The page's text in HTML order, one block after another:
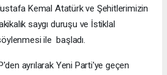
Kemal Atatürk ve Şehitlerimizin
saygı duruşu ve İstiklal
ile başladı.
ayrılarak Yeni Parti'ye geçen